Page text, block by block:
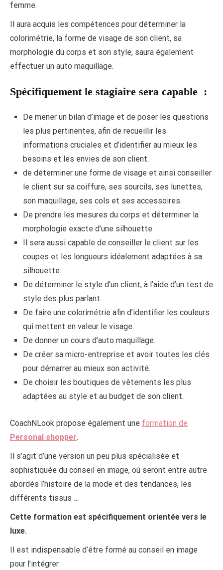
femme.
Il aura acquis les compétences pour déterminer la
colorimétrie, la forme de visage de son client, sa
morphologie du corps et son style, saura également
effectuer un auto maquillage.
Spécifiquement le stagiaire sera capable :
De mener un bilan d’image et de poser les questions
les plus pertinentes, afin de recueillir les
informations cruciales et d’identifier au mieux les
besoins et les envies de son client.
de déterminer une forme de visage et ainsi conseiller
le client sur sa coiffure, ses sourcils, ses lunettes,
son maquillage, ses cols et ses accessoires.
De prendre les mesures du corps et déterminer la
morphologie exacte d’une silhouette.
Il sera aussi capable de conseiller le client sur les
coupes et les longueurs idéalement adaptées à sa
silhouette.
De déterminer le style d’un client, à l’aide d’un test de
style des plus parlant.
De faire une colorimétrie afin d’identifier les couleurs
qui mettent en valeur le visage.
De donner un cours d’auto maquillage.
De créer sa micro-entreprise et avoir toutes les clés
pour démarrer au mieux son activité.
De choisir les boutiques de vêtements les plus
adaptées au style et au budget de son client.
CoachNLook propose également une formation de
Personal shopper.
Il s’agit d’une version un peu plus spécialisée et
sophistiquée du conseil en image, où seront entre autre
abordés l’histoire de la mode et des tendances, les
différents tissus …
Cette formation est spécifiquement orientée vers le
luxe.
Il est indispensable d’être formé au conseil en image
pour l’intégrer.